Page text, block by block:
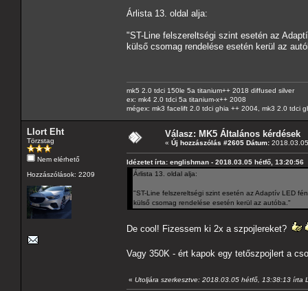
Árlista 13. oldal alja:
"ST-Line felszereltségi szint esetén az
külső csomag rendelése esetén kerül az
mk5 2.0 tdci 150le 5a titanium++ 2018 diffused silver
ex: mk4 2.0 tdci 5a titanium-x++ 2008
mégex: mk3 facelift 2.0 tdci ghia ++ 2004, mk3 2.0 tdci
Llort Eht
Törzstag
Nem elérhető
Hozzászólások: 2209
Válasz: MK5 Általános kérdések
« Új hozzászólás #2605 Dátum:
Idézetet írta: englishman - 2018.03.05 hétfő, 13:20:56
Árlista 13. oldal alja:
"ST-Line felszereltségi szint esetén az Adaptív LED
külső csomag rendelése esetén kerül az autóba."
De cool! Fizessem ki 2x a szpojlereket?
Vagy 350K - ért kapok egy tetőszpojlert a
« Utoljára szerkesztve: 2018.03.05 hétfő, 13:38:13 írta